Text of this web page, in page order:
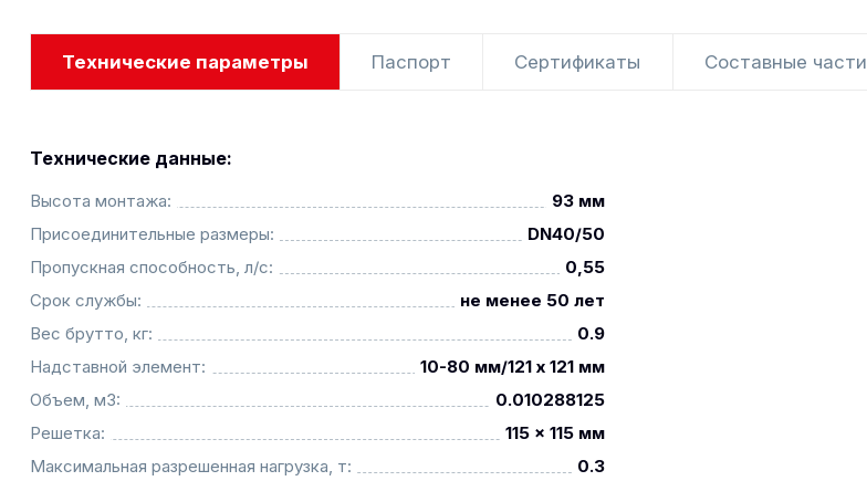
Технические параметры Паспорт Сертификаты Составные части
Технические данные:
Высота монтажа:
93 мм
Присоединительные размеры:
DN40/50
Пропускная способность, л/с:
0,55
Срок службы:
не менее 50 лет
Вес брутто, кг:
0.9
Надставной элемент:
10-80 мм/121 x 121 мм
Объем, м3:
0.010288125
Решетка:
115 x 115 мм
Максимальная разрешенная нагрузка, т:
0.3